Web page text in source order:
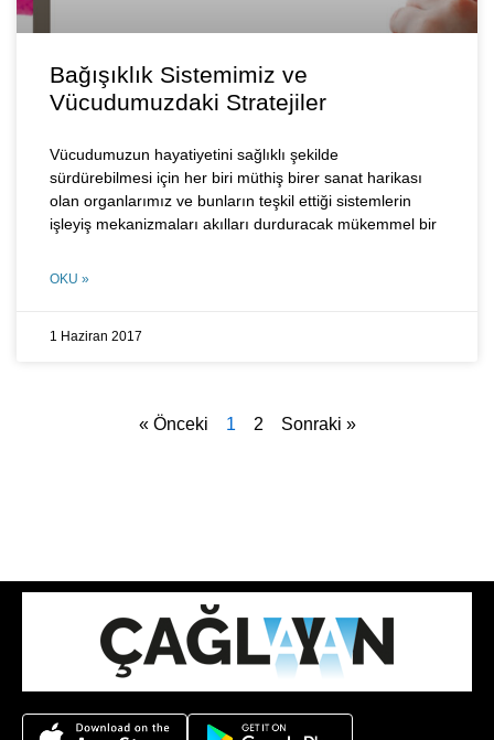
Bağışıklık Sistemimiz ve
Vücudumuzdaki Stratejiler
Vücudumuzun hayatiyetini sağlıklı şekilde
sürdürebilmesi için her biri müthiş birer sanat harikası
olan organlarımız ve bunların teşkil ettiği sistemlerin
işleyiş mekanizmaları akılları durduracak mükemmel bir
OKU »
1 Haziran 2017
« Önceki 1 2 Sonraki »